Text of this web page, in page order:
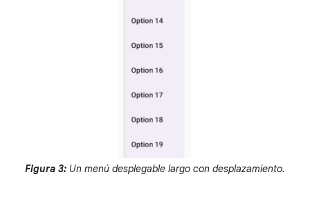
Figura 3: Un menú desplegable largo con desplazamiento.